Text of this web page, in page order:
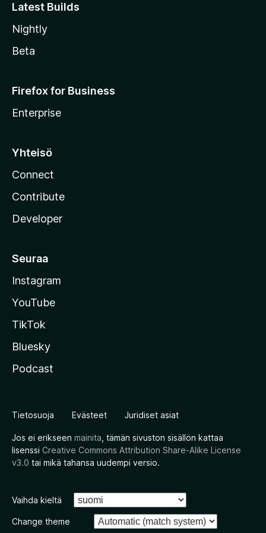
Latest Builds
Nightly
Beta
Firefox for Business
Enterprise
Yhteisö
Connect
Contribute
Developer
Seuraa
Instagram
YouTube
TikTok
Bluesky
Podcast
Tietosuoja Evästeet Juridiset asiat
Jos ei erikseen mainita , tämän sivuston sisällön kattaa
lisenssi Creative Commons Attribution Share-Alike License
v3.0 tai mikä tahansa uudempi versio.
Vaihda kieltä
Change theme